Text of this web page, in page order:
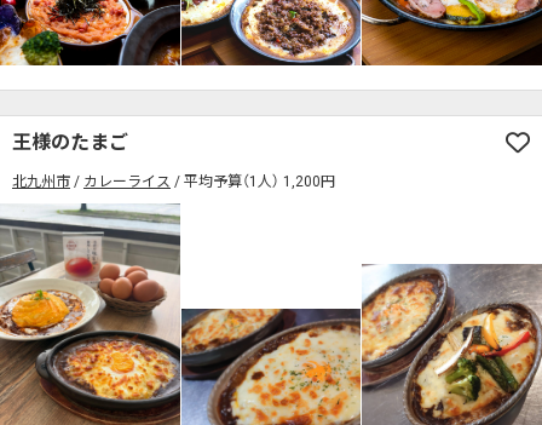
王様のたまご
北九州市 カレーライス 平均予算（1人） 1,200円